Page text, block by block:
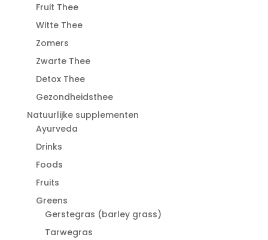
Fruit Thee
Witte Thee
Zomers
Zwarte Thee
Detox Thee
Gezondheidsthee
Natuurlijke supplementen
Ayurveda
Drinks
Foods
Fruits
Greens
Gerstegras (barley grass)
Tarwegras